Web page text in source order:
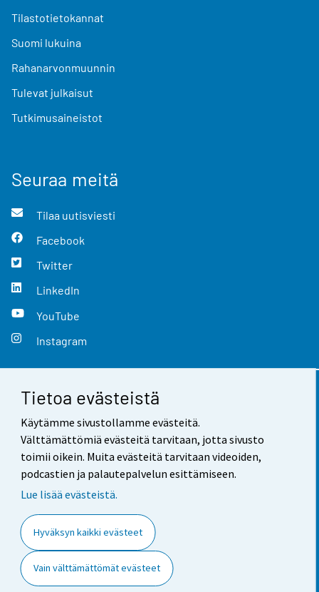
Tietoa evästeistä
Käytämme sivustollamme evästeitä.
Välttämättömiä evästeitä tarvitaan, jotta sivusto
toimii oikein. Muita evästeitä tarvitaan videoiden,
podcastien ja palautepalvelun esittämiseen.
Lue lisää evästeistä.
Hyväksyn kaikki evästeet
Vain välttämättömät evästeet
Tilastotietokannat
Suomi lukuina
Rahanarvonmuunnin
Tulevat julkaisut
Tutkimusaineistot
Seuraa meitä
Tilaa uutisviesti
Facebook
Twitter
LinkedIn
YouTube
Instagram
Yhteystiedot
Palaute
Käyttöehdot
Saavutettavuus
Tietoa sivustosta
Evästeasetukset